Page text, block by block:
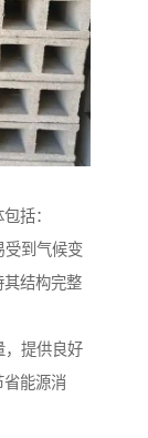
括：
受到气候变
其结构完整
，提供良好
能源消